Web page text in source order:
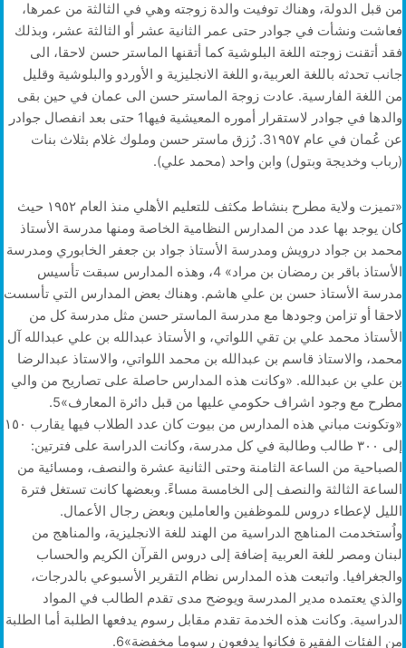
من قبل الدولة، وهناك توفيت والدة زوجته وهي في الثالثة من عمرها،
فعاشت ونشأت في جوادر حتى عمر الثانية عشر أو الثالثة عشر، وبذلك
فقد أتقنت زوجته اللغة البلوشية كما أتقنها الماستر حسن لاحقا، الى
جانب تحدثه باللغة العربية،و اللغة الانجليزية و الأوردو والبلوشية وقليل
من اللغة الفارسية. عادت زوجة الماستر حسن الى عمان في حين بقى
والدها في جوادر لاستقرار أموره المعيشية فيها1 حتى بعد انفصال جوادر
عن عُمان في عام 3١٩٥٧. رُزق ماستر حسن وملوك غلام بثلاث بنات
(رباب وخديجة وبتول) وابن واحد (محمد علي).
«تميزت ولاية مطرح بنشاط مكثف للتعليم الأهلي منذ العام ١٩٥٢ حيث
كان يوجد بها عدد من المدارس النظامية الخاصة ومنها مدرسة الأستاذ
محمد بن جواد درويش ومدرسة الأستاذ جواد بن جعفر الخابوري ومدرسة
الأستاذ باقر بن رمضان بن مراد» 4، وهذه المدارس سبقت تأسيس
مدرسة الأستاذ حسن بن علي هاشم. وهناك بعض المدارس التي تأسست
لاحقا أو تزامن وجودها مع مدرسة الماستر حسن مثل مدرسة كل من
الأستاذ محمد علي بن تقي اللواتي، و الأستاذ عبدالله بن علي عبدالله آل
محمد، والاستاذ قاسم بن عبدالله بن محمد اللواتي، والاستاذ عبدالرضا
بن علي بن عبدالله. «وكانت هذه المدارس حاصلة على تصاريح من والي
مطرح مع وجود اشراف حكومي عليها من قبل دائرة المعارف»5.
«وتكونت مباني هذه المدارس من بيوت كان عدد الطلاب فيها يقارب ١٥٠
إلى ٣٠٠ طالب وطالبة في كل مدرسة، وكانت الدراسة على فترتين:
الصباحية من الساعة الثامنة وحتى الثانية عشرة والنصف، ومسائية من
الساعة الثالثة والنصف إلى الخامسة مساءً. وبعضها كانت تستغل فترة
الليل لإعطاء دروس للموظفين والعاملين وبعض رجال الأعمال.
واُستخدمت المناهج الدراسية من الهند للغة الانجليزية، والمناهج من
لبنان ومصر للغة العربية إضافة إلى دروس القرآن الكريم والحساب
والجغرافيا. واتبعت هذه المدارس نظام التقرير الأسبوعي بالدرجات،
والذي يعتمده مدير المدرسة ويوضح مدى تقدم الطالب في المواد
الدراسية. وكانت هذه الخدمة تقدم مقابل رسوم يدفعها الطلبة أما الطلبة
من الفئات الفقيرة فكانوا يدفعون رسوما مخفضة»6.